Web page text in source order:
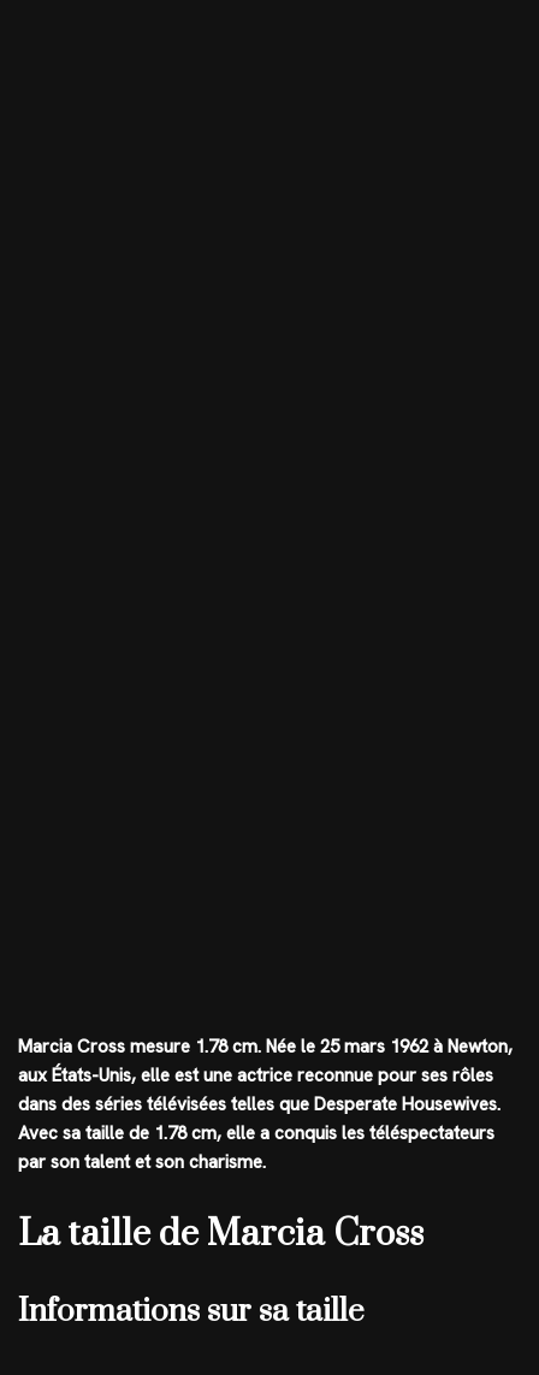
Marcia Cross mesure 1.78 cm. Née le 25 mars 1962 à Newton,
aux États-Unis, elle est une actrice reconnue pour ses rôles
dans des séries télévisées telles que Desperate Housewives.
Avec sa taille de 1.78 cm, elle a conquis les téléspectateurs
par son talent et son charisme.
La taille de Marcia Cross
Informations sur sa taille